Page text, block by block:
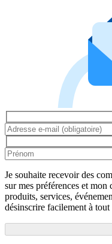
Je souhaite recevoir des
sur mes préférences et
produits, services,
désinscrire facilement à